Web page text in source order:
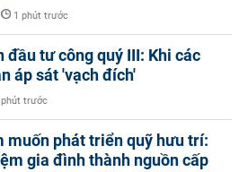
1 phút trước
đầu tư công quý III: Khi các
áp sát 'vạch đích'
phút trước
muốn phát triển quỹ hưu trí:
gia đình thành nguồn cấp